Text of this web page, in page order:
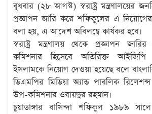
বুধবার (২৮ আগস্ট) স্বরাষ্ট্র মন্ত্রণালয়ের
প্রজ্ঞাপন জারি করে শফিকুলের এ
বলা হয়, এ আদেশ অবিলম্বে কার্যকর হবে।
স্বরাষ্ট্র মন্ত্রণালয় থেকে প্রজ্ঞাপন
কমিশনার হিসেবে অতিরিক্ত
ইসলামকে নিয়োগ দেওয়া হয়েছে বলে
ডিএমপির মিডিয়া অ্যান্ড পাবলিক
উপ-কমিশনার ওবায়দুর রহমান।
চুয়াডাঙ্গার বাসিন্দা শফিকুল ১৯৮৯